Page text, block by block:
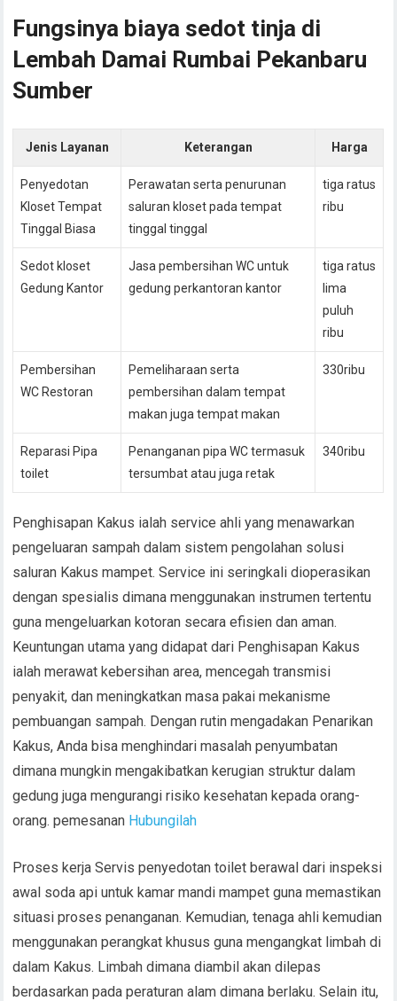
Fungsinya biaya sedot tinja di
Lembah Damai Rumbai Pekanbaru
Sumber
Jenis Layanan Keterangan Harga
Penyedotan
Kloset Tempat
Tinggal Biasa
Perawatan serta penurunan
saluran kloset pada tempat
tinggal tinggal
tiga ratus
ribu
Sedot kloset
Gedung Kantor
Jasa pembersihan WC untuk
gedung perkantoran kantor
tiga ratus
lima
puluh
ribu
Pembersihan
WC Restoran
Pemeliharaan serta
pembersihan dalam tempat
makan juga tempat makan
330ribu
Reparasi Pipa
toilet
Penanganan pipa WC termasuk
tersumbat atau juga retak
340ribu
Penghisapan Kakus ialah service ahli yang menawarkan
pengeluaran sampah dalam sistem pengolahan solusi
saluran Kakus mampet. Service ini seringkali dioperasikan
dengan spesialis dimana menggunakan instrumen tertentu
guna mengeluarkan kotoran secara efisien dan aman.
Keuntungan utama yang didapat dari Penghisapan Kakus
ialah merawat kebersihan area, mencegah transmisi
penyakit, dan meningkatkan masa pakai mekanisme
pembuangan sampah. Dengan rutin mengadakan Penarikan
Kakus, Anda bisa menghindari masalah penyumbatan
dimana mungkin mengakibatkan kerugian struktur dalam
gedung juga mengurangi risiko kesehatan kepada orang-
orang. pemesanan Hubungilah
Proses kerja Servis penyedotan toilet berawal dari inspeksi
awal soda api untuk kamar mandi mampet guna memastikan
situasi proses penanganan. Kemudian, tenaga ahli kemudian
menggunakan perangkat khusus guna mengangkat limbah di
dalam Kakus. Limbah dimana diambil akan dilepas
berdasarkan pada peraturan alam dimana berlaku. Selain itu,